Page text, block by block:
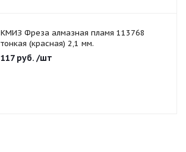
КМИЗ Фреза алмазная пламя 113768
тонкая (красная) 2,1 мм.
117руб. /шт